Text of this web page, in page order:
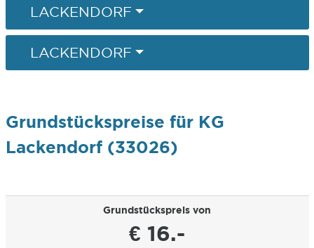
LACKENDORF
LACKENDORF
Grundstückspreise für KG
Lackendorf (33026)
Grundstückspreis von
€ 16.-